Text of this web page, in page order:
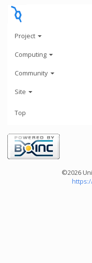
Project
Computing
Community
Site
Top
©2026